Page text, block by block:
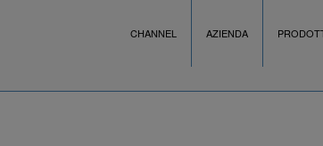
CHANNEL AZIENDA